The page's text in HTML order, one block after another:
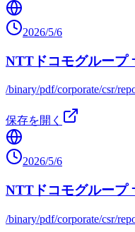
2026/5/6
NTTドコモグループ
/binary/pdf/corporate/csr/
保存を開く
2026/5/6
NTTドコモグループ
/binary/pdf/corporate/csr/